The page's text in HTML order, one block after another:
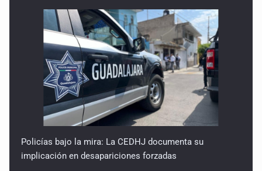
Policías bajo la mira: La CEDHJ documenta su
implicación en desapariciones forzadas